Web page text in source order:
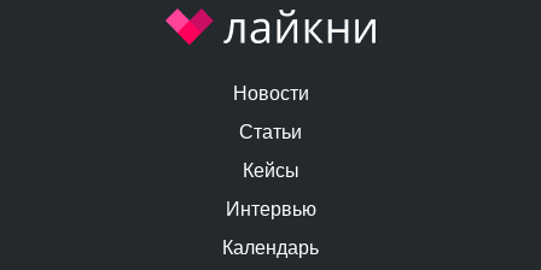
Новости
Статьи
Кейсы
Интервью
Календарь